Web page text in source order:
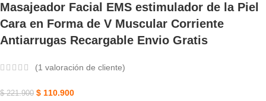
Masajeador Facial EMS estimulador de la Piel
Cara en Forma de V Muscular Corriente
Antiarrugas Recargable Envio Gratis
(1 valoración de cliente)
$221.900 $ 110.900